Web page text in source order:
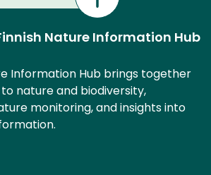
Nature Information Hub
Information Hub brings together
nature and biodiversity,
monitoring, and insights into